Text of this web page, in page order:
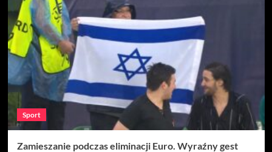
Sport
Zamieszanie podczas eliminacji Euro. Wyraźny gest